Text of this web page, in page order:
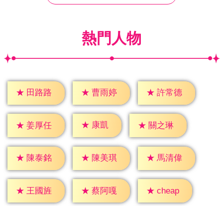
熱門人物
★ 田路路 ★ 曹雨婷 ★ 許常德
★ 姜厚任 ★ 康凱 ★ 關之琳
★ 陳泰銘 ★ 陳美琪 ★ 馬清偉
★ 王國旌 ★ 蔡阿嘎 ★ cheap